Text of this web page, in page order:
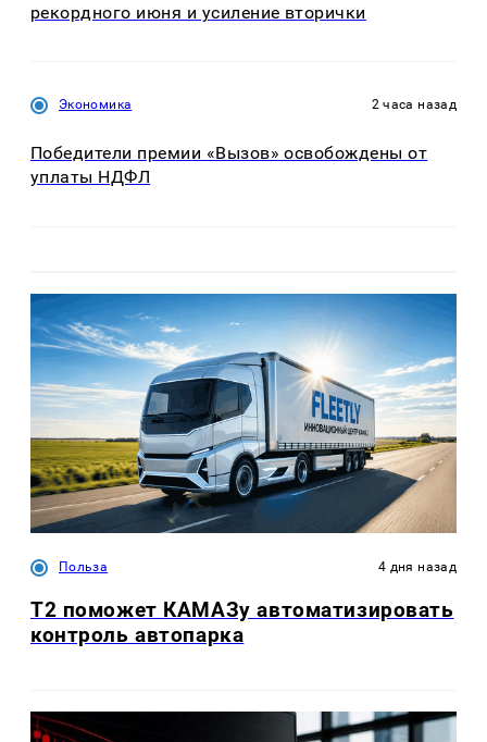
рекордного июня и усиление вторички
Экономика 2 часа назад
Победители премии «Вызов» освобождены от
уплаты НДФЛ
Польза 4 дня назад
T2 поможет КАМАЗу автоматизировать
контроль автопарка